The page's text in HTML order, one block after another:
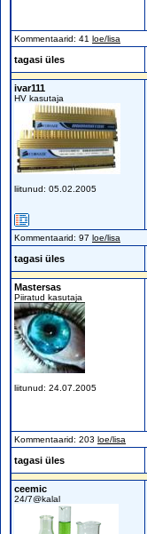
Kommentaarid: 41 loe/lisa
tagasi üles
ivar111
HV kasutaja
liitunud: 05.02.2005
Kommentaarid: 97 loe/lisa
tagasi üles
Mastersas
Piiratud kasutaja
liitunud: 24.07.2005
Kommentaarid: 203 loe/lisa
tagasi üles
ceemic
24/7@kalal